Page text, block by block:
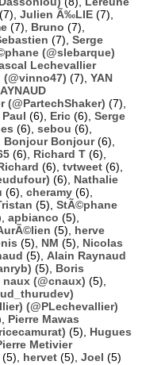
(7), Julien Ã‰LIE (7),
(7), Bruno (7),
(7), Serge
(@slebarque)
Lechevallier
(7), YAN
(@PartechShaker) (7),
Paul (6), Eric (6), Serge
(6), sebou (6),
Bonjour Bonjour(6),
(6), Richard T (6),
(6), tvtweet (6),
(6), Nathalie
(6), cheramy (6),
(5), StÃ©phane
apbianco (5),
(5), herve
(5), NM (5), Nicolas
(5), Alain Raynaud
(5), Boris
(@cnaux) (5),
(@PLechevallier)
Pierre Mawas
(5), Hugues
Metivier
(5), hervet (5), Joel (5)